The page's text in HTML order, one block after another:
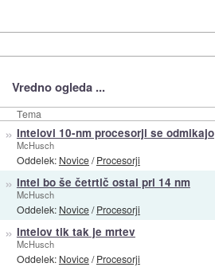
Vredno ogleda ...
Tema
» Intelovi 10-nm procesorji se odmikajo
McHusch
Oddelek: Novice/Procesorji
» Intel bo še četrtič ostal pri 14 nm
McHusch
Oddelek: Novice/Procesorji
» Intelov tik tak je mrtev
McHusch
Oddelek: Novice/Procesorji